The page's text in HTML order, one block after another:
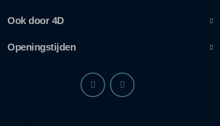
Ook door 4D
Openingstijden